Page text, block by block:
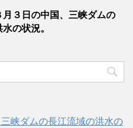
月３日の中国、三峡ダムの
の状況。
峡ダムの長江流域の洪水の